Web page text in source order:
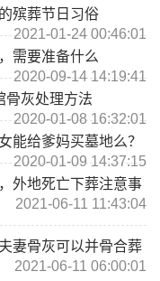
殡葬节日习俗
2021-01-24 00:46:01
需要准备什么
2020-09-14 14:19:41
骨灰处理方法
2020-01-08 16:32:01
能给爹妈买墓地么？
2020-01-09 14:37:15
外地死亡下葬注意事
2021-06-11 11:43:04
妻骨灰可以并骨合葬
2021-06-11 06:00:01